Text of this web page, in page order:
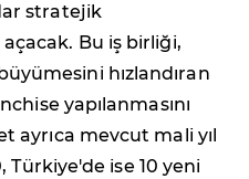
stratejik
Bu iş birliği,
hızlandıran
yapılanmasını
ayrıca mevcut mali yıl
Türkiye'de ise 10 yeni